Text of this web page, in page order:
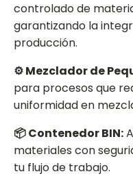
controlado de
garantizando la
producción.
⚙️ Mezclador de
para procesos que
uniformidad en
📦 Contenedor BIN:
materiales con
tu flujo de trabajo.